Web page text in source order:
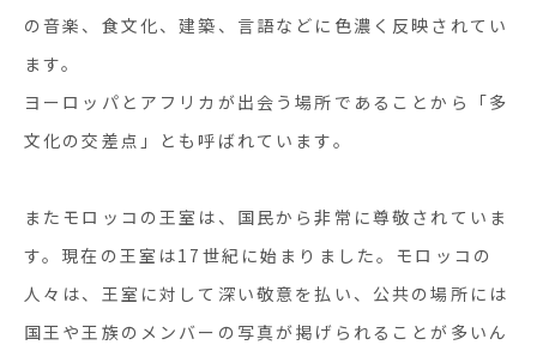
の音楽、食文化、建築、言語などに色濃く反映されてい
ます。
ヨーロッパとアフリカが出会う場所であることから「多
文化の交差点」とも呼ばれています。
またモロッコの王室は、国民から非常に尊敬されていま
す。現在の王室は17 世紀に始まりました。モロッコの
人々は、王室に対して深い敬意を払い、公共の場所には
国王や王族のメンバーの写真が掲げられることが多いん